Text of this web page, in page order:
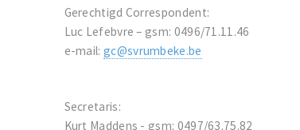
Gerechtigd Correspondent:
Luc Lefebvre – gsm: 0496/71.11.46
e-mail: gc@svrumbeke.be
Secretaris:
Kurt Maddens - gsm: 0497/63.75.82